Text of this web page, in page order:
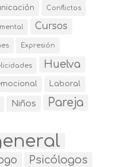
Conflictos
Cursos
Expresión
Huelva
Laboral
Niños Pareja
Psicólogos